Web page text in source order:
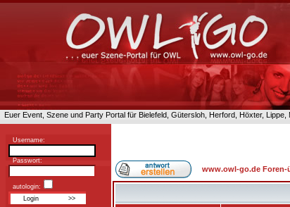
Euer Event, Szene und Party Portal für Bielefeld, Gütersloh, Herford, Höxter,
Username:
Passwort:
autologin:
www.owl-go.de Foren-